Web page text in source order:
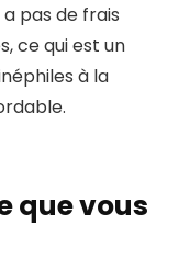
pas de frais
ce qui est un
à la
que vous